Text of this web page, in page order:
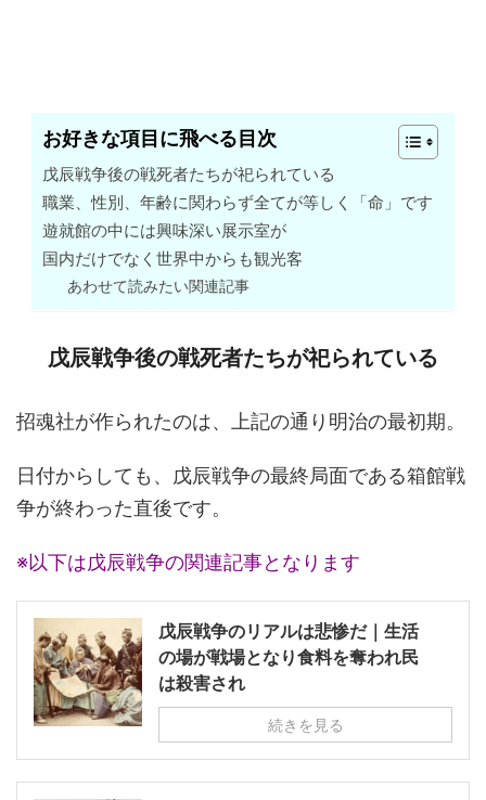
お好きな項目に飛べる目次
戊辰戦争後の戦死者たちが祀られている
職業、性別、年齢に関わらず全てが等しく「命」です
遊就館の中には興味深い展示室が
国内だけでなく世界中からも観光客
あわせて読みたい関連記事
戊辰戦争後の戦死者たちが祀られている
招魂社が作られたのは、上記の通り明治の最初期。
日付からしても、戊辰戦争の最終局面である箱館戦
争が終わった直後です。
※以下は戊辰戦争の関連記事となります
戊辰戦争のリアルは悲惨だ｜生活
の場が戦場となり食料を奪われ民
は殺害され
続きを見る